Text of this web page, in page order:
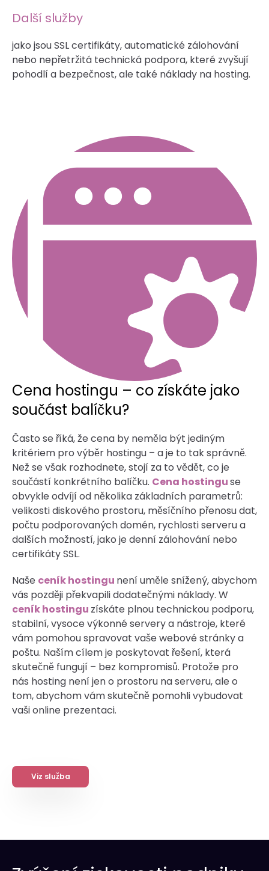
Další služby
jako jsou SSL certifikáty, automatické zálohování
nebo nepřetržitá technická podpora, které zvyšují
pohodlí a bezpečnost, ale také náklady na hosting.
Cena hostingu – co získáte jako
součást balíčku?
Často se říká, že cena by neměla být jediným
kritériem pro výběr hostingu – a je to tak správně.
Než se však rozhodnete, stojí za to vědět, co je
součástí konkrétního balíčku. Cena hostinguse
obvykle odvíjí od několika základních parametrů:
velikosti diskového prostoru, měsíčního přenosu dat,
počtu podporovaných domén, rychlosti serveru a
dalších možností, jako je denní zálohování nebo
certifikáty SSL.
Naše ceník hostingu není uměle snížený, abychom
vás později překvapili dodatečnými náklady. W
ceník hostingu získáte plnou technickou podporu,
stabilní, vysoce výkonné servery a nástroje, které
vám pomohou spravovat vaše webové stránky a
poštu. Naším cílem je poskytovat řešení, která
skutečně fungují – bez kompromisů. Protože pro
nás hosting není jen o prostoru na serveru, ale o
tom, abychom vám skutečně pomohli vybudovat
vaši online prezentaci.
Viz služba